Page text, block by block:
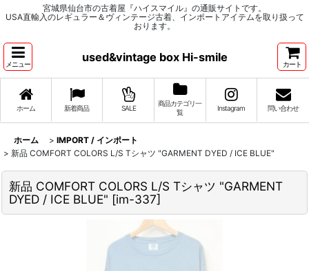
宮城県仙台市の古着屋『ハイスマイル』の通販サイトです。
USA直輸入のレギュラー＆ヴィンテージ古着、インポートアイテムを取り扱って
おります。
メニュー
used&vintage box Hi-smile
カート
ホーム 新着商品 SALE
商品カテゴリ一
覧
Instagram 問い合わせ
ホーム > IMPORT / インポート
> 新品 COMFORT COLORS L/S Tシャツ "GARMENT DYED / ICE BLUE"
新品 COMFORT COLORS L/S Tシャツ "GARMENT
DYED / ICE BLUE" [im-337]